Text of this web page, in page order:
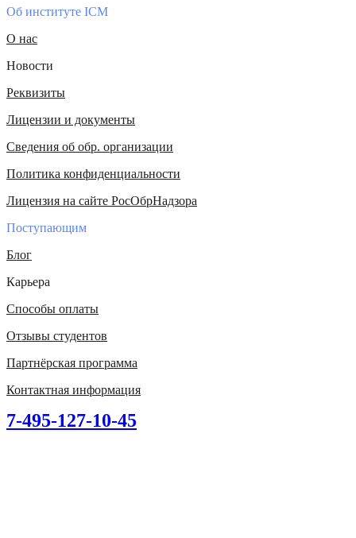
Об институте ICM
О нас
Новости
Реквизиты
Лицензии и документы
Сведения об обр. организации
Политика конфиденциальности
Лицензия на сайте РосОбрНадзора
Поступающим
Блог
Карьера
Способы оплаты
Отзывы студентов
Партнёрская программа
Контактная информация
7-495-127-10-45